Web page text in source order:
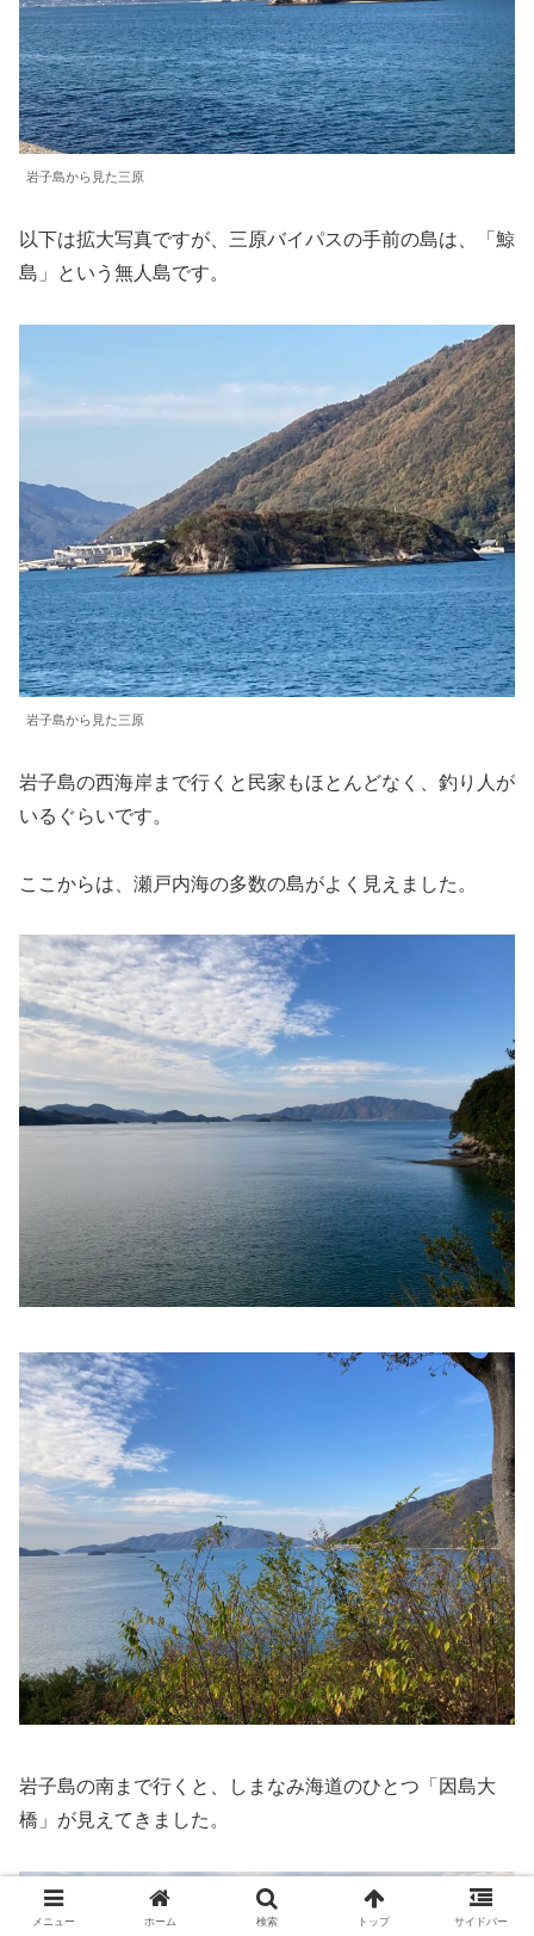
岩子島から見た三原
以下は拡大写真ですが、三原バイパスの手前の島は、「鯨
島」という無人島です。
岩子島から見た三原
岩子島の西海岸まで行くと民家もほとんどなく、釣り人が
いるぐらいです。
ここからは、瀬戸内海の多数の島がよく見えました。
岩子島の南まで行くと、しまなみ海道のひとつ「因島大
橋」が見えてきました。
メニュー ホーム 検索 トップ サイドバー